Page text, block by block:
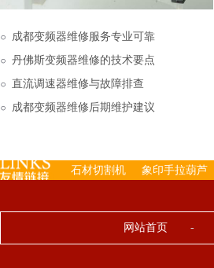
成都变频器维修服务专业可靠
丹佛斯变频器维修的技术要点
直流调速器维修与故障排查
成都变频器维修后期维护建议
石材切割机 象印手拉葫芦
网站首页 -